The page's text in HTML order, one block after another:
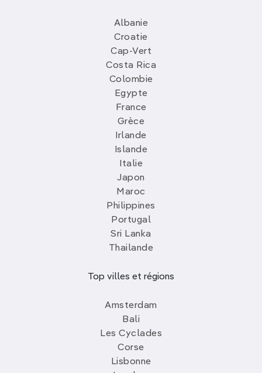
Albanie
Croatie
Cap-Vert
Costa Rica
Colombie
Egypte
France
Grèce
Irlande
Islande
Italie
Japon
Maroc
Philippines
Portugal
Sri Lanka
Thailande
Top villes et régions
Amsterdam
Bali
Les Cyclades
Corse
Lisbonne